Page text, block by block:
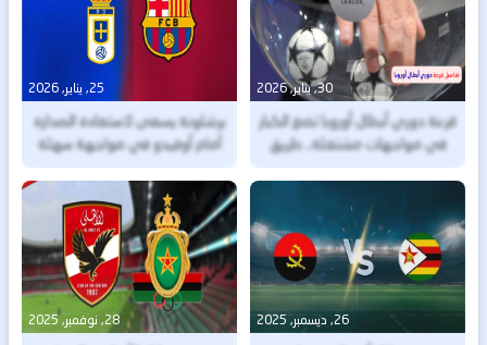
30, يناير, 2026
قرعة دوري أبطال أوروبا تضع الكبار
في مواجهات مشتعلة.. طريق
معقد نحو دور الـ16
25, يناير, 2026
برشلونة يسعى لاستعادة الصدارة
أمام أوفيدو في مواجهة سهلة
نظريًا على كامب نو
26, ديسمبر, 2025 28, نوفمبر, 2025